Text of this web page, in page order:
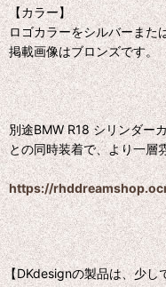
【カラー】
ロゴカラーをシルバーまた
掲載画像はブロンズです。
別途BMW R18 シリンダー
との同時装着で、より一層
https://
【DKdesignの製品は、少し